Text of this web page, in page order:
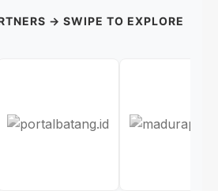
→ SWIPE TO EXPLORE